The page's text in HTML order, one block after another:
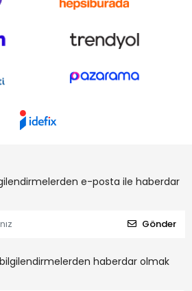
e-posta ile haberdar
Gönder
haberdar olmak